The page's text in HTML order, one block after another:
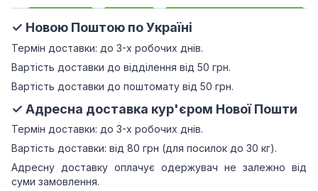
✓ Новою Поштою по Україні
Термін доставки: до 3-х робочих днів.
Вартість доставки до відділення від 50 грн.
Вартість доставки до поштомату від 50 грн.
✓ Адресна доставка кур'єром Нової Пошти
Термін доставки: до 3-х робочих днів.
Вартість доставки: від 80 грн (для посилок до 30 кг).
Адресну доставку оплачує одержувач не залежно від
суми замовлення.